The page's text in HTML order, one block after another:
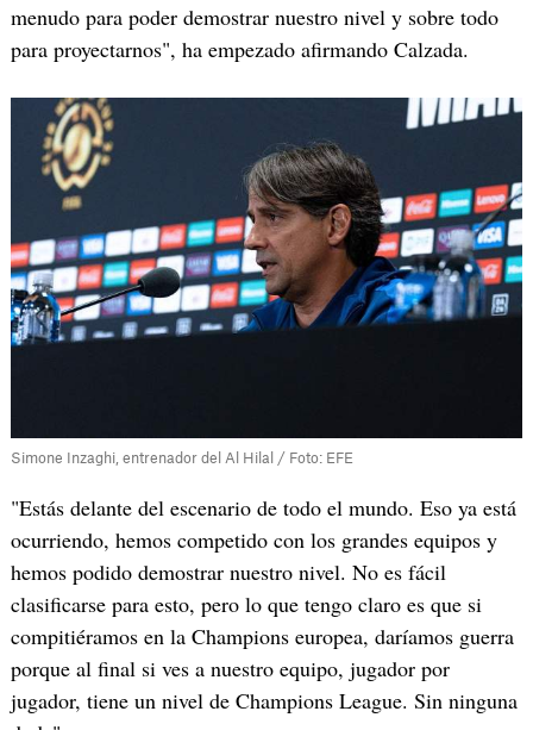
menudo para poder demostrar nuestro nivel y sobre todo
para proyectarnos", ha empezado afirmando Calzada.
Simone Inzaghi, entrenador del Al Hilal / Foto: EFE
"Estás delante del escenario de todo el mundo. Eso ya está
ocurriendo, hemos competido con los grandes equipos y
hemos podido demostrar nuestro nivel. No es fácil
clasificarse para esto, pero lo que tengo claro es que si
compitiéramos en la Champions europea, daríamos guerra
porque al final si ves a nuestro equipo, jugador por
jugador, tiene un nivel de Champions League. Sin ninguna